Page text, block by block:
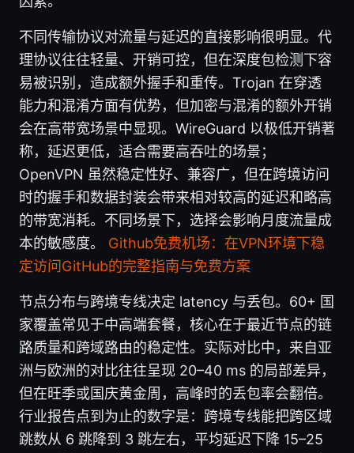
不同传输协议对流量与延迟的直接影响很明显。代
理协议往往轻量、开销可控，但在深度包检测下容
易被识别，造成额外握手和重传。Trojan 在穿透
能力和混淆方面有优势，但加密与混淆的额外开销
会在高带宽场景中显现。WireGuard 以极低开销著
称，延迟更低，适合需要高吞吐的场景；
OpenVPN 虽然稳定性好、兼容广，但在跨境访问
时的握手和数据封装会带来相对较高的延迟和略高
的带宽消耗。不同场景下，选择会影响月度流量成
本的敏感度。 Github免费机场：在VPN环境下稳
定访问GitHub的完整指南与免费方案
节点分布与跨境专线决定 latency 与丢包。60+ 国
家覆盖常见于中高端套餐，核心在于最近节点的链
路质量和跨域路由的稳定性。实际对比中，来自亚
洲与欧洲的对比往往呈现 20–40 ms 的局部差异，
但在旺季或国庆黄金周，高峰时的丢包率会翻倍。
行业报告点到为止的数字是：跨境专线能把跨区域
跳数从 6 跳降到 3 跳左右，平均延迟下降 15–25